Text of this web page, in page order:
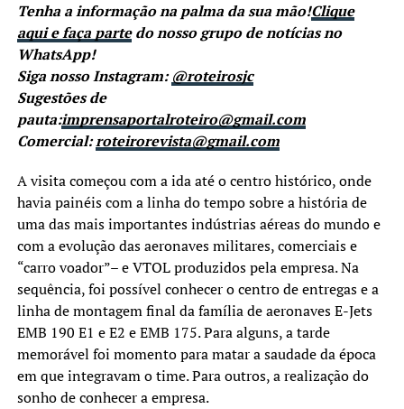
Tenha a informação na palma da sua mão!Clique
aqui e faça partedo nosso grupo de notícias no
WhatsApp!
Siga nosso Instagram:@roteirosjc
Sugestões de
pauta:imprensaportalroteiro@gmail.com
Comercial:roteirorevista@gmail.com
A visita começou com a ida até o centro histórico, onde
havia painéis com a linha do tempo sobre a história de
uma das mais importantes indústrias aéreas do mundo e
com a evolução das aeronaves militares, comerciais e
“carro voador”– e VTOL produzidos pela empresa. Na
sequência, foi possível conhecer o centro de entregas e a
linha de montagem final da família de aeronaves E-Jets
EMB 190 E1 e E2 e EMB 175. Para alguns, a tarde
memorável foi momento para matar a saudade da época
em que integravam o time. Para outros, a realização do
sonho de conhecer a empresa.